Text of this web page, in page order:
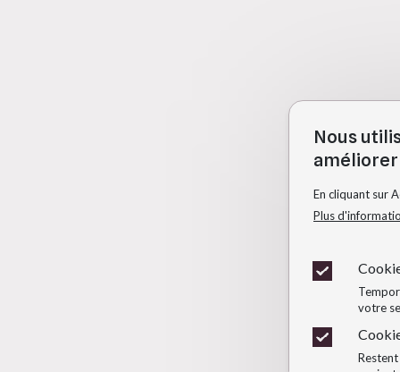
Nous
En cliquant sur
Plus
votre